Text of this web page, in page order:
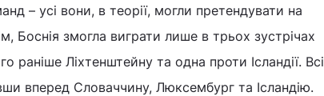
– усі вони, в теорії, могли претендувати на
Боснія змогла виграти лише в трьох зустрічах
раніше Ліхтенштейну та одна проти Ісландії. Всі
вперед Словаччину, Люксембург та Ісландію.